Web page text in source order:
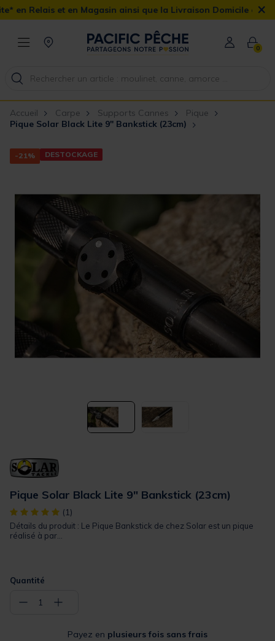
ainsi que la Livraison Domicile offerte dès 90€ ×
0
Accueil Carpe Supports Cannes
Pique
Pique Solar Black Lite 9" Bankstick (23cm)
-21% DESTOCKAGE
Pique Solar Black Lite 9" Bankstick (23cm)
[object Object] out of 5 Customer Rating
(1)
Détails du produit : Le Pique Bankstick de chez Solar est un pique
réalisé à par...
Quantité
− 1 +
Payez en plusieurs fois sans frais